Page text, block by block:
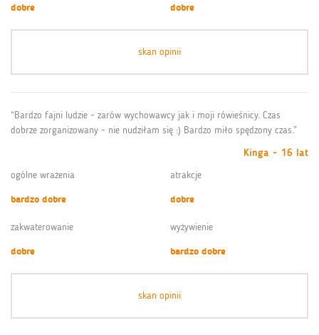
dobre
dobre
skan opinii
“Bardzo fajni ludzie - zarów wychowawcy jak i moji rówieśnicy. Czas
dobrze zorganizowany - nie nudziłam się :) Bardzo miło spędzony czas.”
Kinga - 16 lat
ogólne wrażenia
bardzo dobre
atrakcje
dobre
zakwaterowanie
dobre
wyżywienie
bardzo dobre
skan opinii